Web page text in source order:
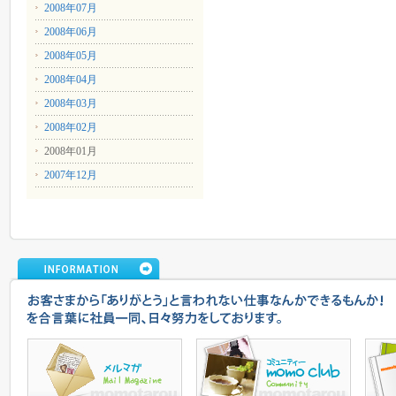
2008年07月
2008年06月
2008年05月
2008年04月
2008年03月
2008年02月
2008年01月
2007年12月